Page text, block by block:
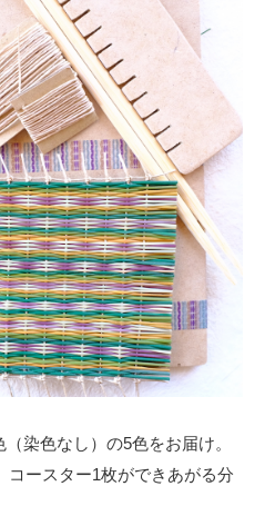
染色なし）の5色をお届け。
コースター1枚ができあがる分